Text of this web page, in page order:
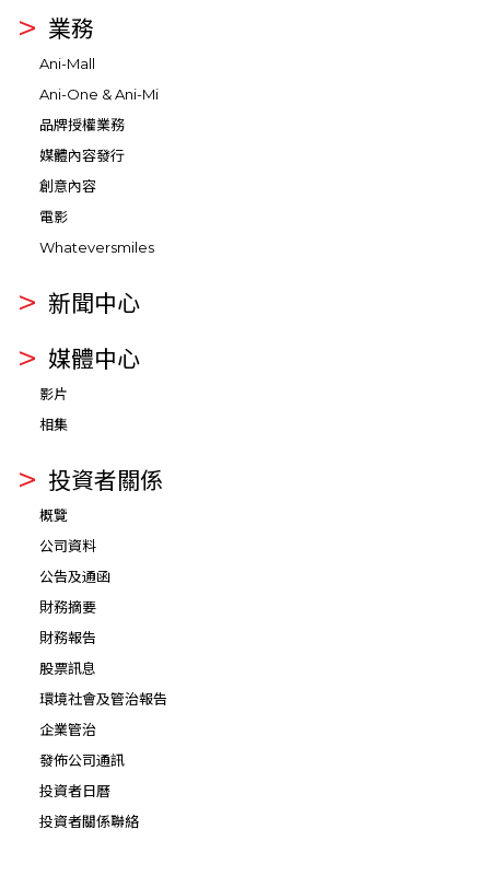
業務
Ani-Mall
Ani-One & Ani-Mi
品牌授權業務
媒體內容發行
創意內容
電影
Whateversmiles
新聞中心
媒體中心
影片
相集
投資者關係
概覽
公司資料
公告及通函
財務摘要
財務報告
股票訊息
環境社會及管治報告
企業管治
發佈公司通訊
投資者日曆
投資者關係聯絡